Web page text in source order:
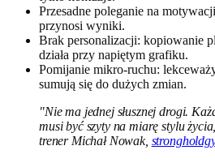
Przesadne poleganie na
przynosi wyniki.
Brak personalizacji: kopiowanie
działa przy napiętym grafiku.
Pomijanie mikro-ruchu:
sumują się do dużych zmian.
"Nie ma jednej słusznej drogi.
musi być szyty na miarę stylu
trener Michał Nowak,